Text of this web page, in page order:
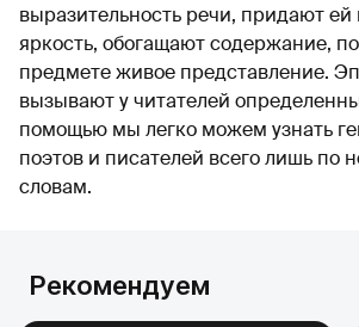
выразительность речи, придают
яркость, обогащают содержание,
предмете живое представление.
вызывают у читателей
помощью мы легко можем узнать
поэтов и писателей всего лишь по
словам.
Рекомендуем